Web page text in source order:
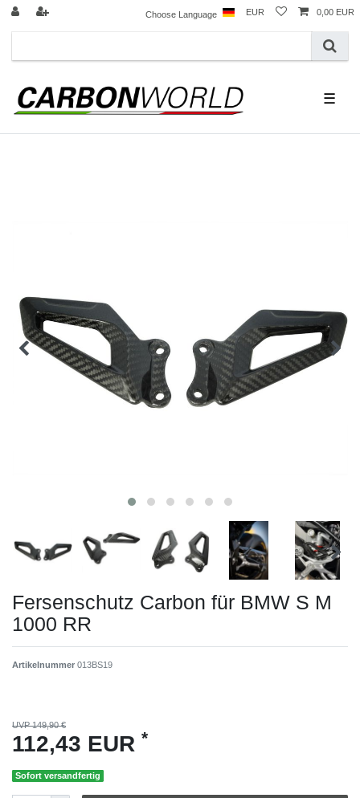
Choose Language EUR 0,00 EUR
☰
Fersenschutz Carbon für BMW S M
1000 RR
Artikelnummer 013BS19
UVP 149,90 €
112,43 EUR *
Sofort versandfertig